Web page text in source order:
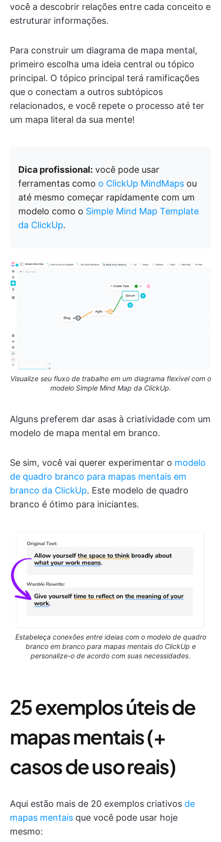
você a descobrir relações entre cada conceito e
estruturar informações.
Para construir um diagrama de mapa mental,
primeiro escolha uma ideia central ou tópico
principal. O tópico principal terá ramificações
que o conectam a outros subtópicos
relacionados, e você repete o processo até ter
um mapa literal da sua mente!
Dica profissional: você pode usar
ferramentas como o ClickUp MindMaps ou
até mesmo começar rapidamente com um
modelo como o Simple Mind Map Template
da ClickUp.
Visualize seu fluxo de trabalho em um diagrama flexível com o
modelo Simple Mind Map da ClickUp.
Alguns preferem dar asas à criatividade com um
modelo de mapa mental em branco.
Se sim, você vai querer experimentar o modelo
de quadro branco para mapas mentais em
branco da ClickUp. Este modelo de quadro
branco é ótimo para iniciantes.
Estabeleça conexões entre ideias com o modelo de quadro
branco em branco para mapas mentais do ClickUp e
personalize-o de acordo com suas necessidades.
25 exemplos úteis de
mapas mentais (+
casos de uso reais)
Aqui estão mais de 20 exemplos criativos de
mapas mentais que você pode usar hoje
mesmo: